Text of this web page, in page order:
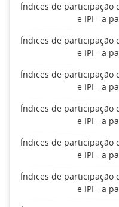
Índices de participação
e IPI - a
Índices de participação
e IPI - a
Índices de participação
e IPI - a
Índices de participação
e IPI - a
Índices de participação
e IPI - a
Índices de participação
e IPI - a